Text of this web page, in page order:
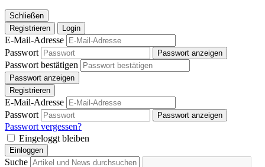
Schließen
Registrieren
Login
E-Mail-Adresse
Passwort
Passwort anzeigen
Passwort bestätigen
Passwort anzeigen
Registrieren
E-Mail-Adresse
Passwort
Passwort anzeigen
Passwort vergessen?
Eingeloggt bleiben
Einloggen
Suche